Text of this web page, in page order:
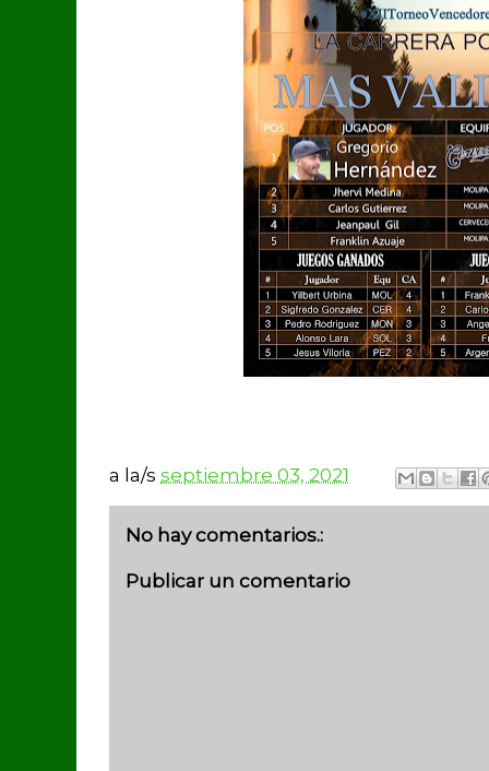
a la/s septiembre 03, 2021
No hay comentarios.:
Publicar un comentario